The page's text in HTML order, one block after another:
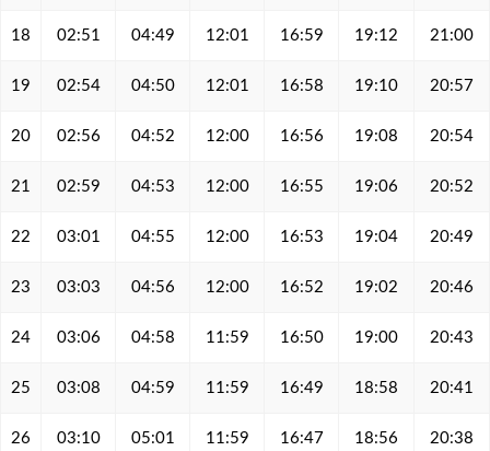
18 02:51 04:49 12:01 16:59 19:12 21:00
19 02:54 04:50 12:01 16:58 19:10 20:57
20 02:56 04:52 12:00 16:56 19:08 20:54
21 02:59 04:53 12:00 16:55 19:06 20:52
22 03:01 04:55 12:00 16:53 19:04 20:49
23 03:03 04:56 12:00 16:52 19:02 20:46
24 03:06 04:58 11:59 16:50 19:00 20:43
25 03:08 04:59 11:59 16:49 18:58 20:41
26 03:10 05:01 11:59 16:47 18:56 20:38